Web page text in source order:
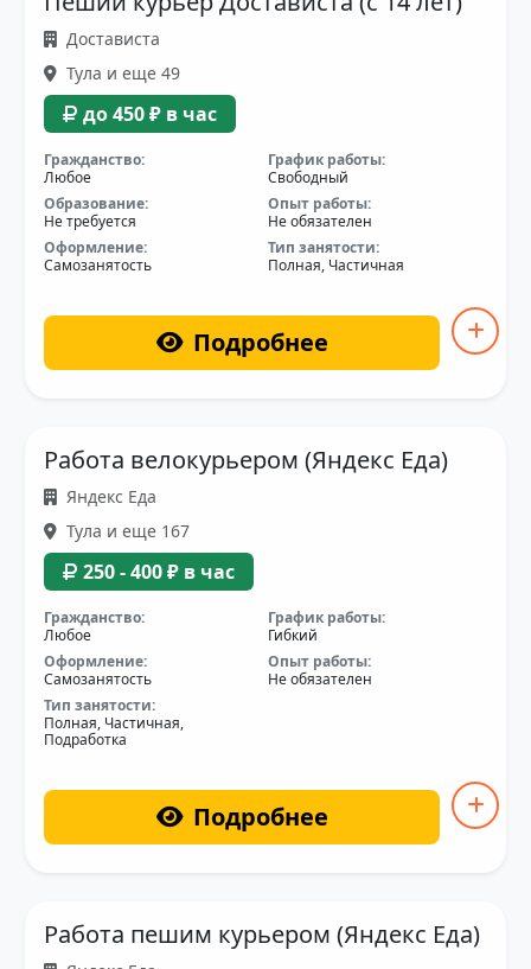
Достависта
Тула и еще 49
до 450 ₽ в час
Гражданство:
Любое
График работы:
Свободный
Образование:
Не требуется
Опыт работы:
Не обязателен
Оформление:
Самозанятость
Тип занятости:
Полная, Частичная
Подробнее
Работа велокурьером (Яндекс Еда)
Яндекс Еда
Тула и еще 167
250 - 400 ₽ в час
Гражданство:
Любое
График работы:
Гибкий
Оформление:
Самозанятость
Опыт работы:
Не обязателен
Тип занятости:
Полная, Частичная,
Подработка
Подробнее
Работа пешим курьером (Яндекс Еда)